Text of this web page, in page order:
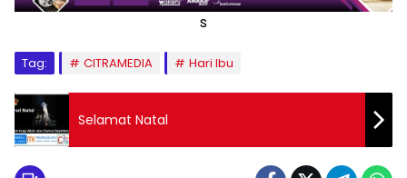
s
Tag: CITRAMEDIA Hari Ibu
Selamat Natal